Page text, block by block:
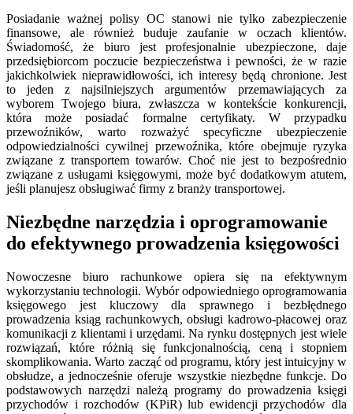
Posiadanie ważnej polisy OC stanowi nie tylko zabezpieczenie
finansowe, ale również buduje zaufanie w oczach klientów.
Świadomość, że biuro jest profesjonalnie ubezpieczone, daje
przedsiębiorcom poczucie bezpieczeństwa i pewności, że w razie
jakichkolwiek nieprawidłowości, ich interesy będą chronione. Jest
to jeden z najsilniejszych argumentów przemawiających za
wyborem Twojego biura, zwłaszcza w kontekście konkurencji,
która może posiadać formalne certyfikaty. W przypadku
przewoźników, warto rozważyć specyficzne ubezpieczenie
odpowiedzialności cywilnej przewoźnika, które obejmuje ryzyka
związane z transportem towarów. Choć nie jest to bezpośrednio
związane z usługami księgowymi, może być dodatkowym atutem,
jeśli planujesz obsługiwać firmy z branży transportowej.
Niezbędne narzędzia i oprogramowanie
do efektywnego prowadzenia księgowości
Nowoczesne biuro rachunkowe opiera się na efektywnym
wykorzystaniu technologii. Wybór odpowiedniego oprogramowania
księgowego jest kluczowy dla sprawnego i bezbłędnego
prowadzenia ksiąg rachunkowych, obsługi kadrowo-płacowej oraz
komunikacji z klientami i urzędami. Na rynku dostępnych jest wiele
rozwiązań, które różnią się funkcjonalnością, ceną i stopniem
skomplikowania. Warto zacząć od programu, który jest intuicyjny w
obsłudze, a jednocześnie oferuje wszystkie niezbędne funkcje. Do
podstawowych narzędzi należą programy do prowadzenia księgi
przychodów i rozchodów (KPiR) lub ewidencji przychodów dla